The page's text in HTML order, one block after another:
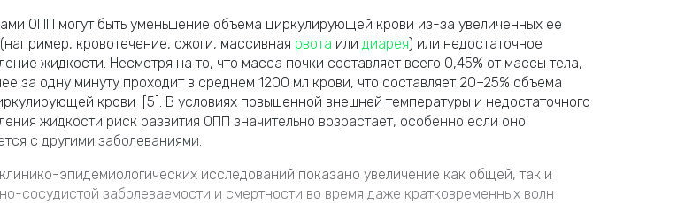
ОПП могут быть уменьшение объема циркулирующей крови из-за увеличенных ее
кровотечение, ожоги, массивная рвота или диарея) или недостаточное
жидкости. Несмотря на то, что масса почки составляет всего 0,45% от массы тела,
за одну минуту проходит в среднем 1200 мл крови, что составляет 20–25% объема
крови [5]. В условиях повышенной внешней температуры и недостаточного
жидкости риск развития ОПП значительно возрастает, особенно если оно
с другими заболеваниями.
эпидемиологических исследований показано увеличение как общей, так и
сосудистой заболеваемости и смертности во время даже кратковременных волн